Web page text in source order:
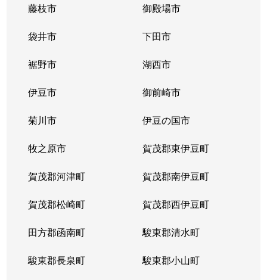
藤枝市 御殿場市
袋井市 下田市
裾野市 湖西市
伊豆市 御前崎市
菊川市 伊豆の国市
牧之原市 賀茂郡東伊豆町
賀茂郡河津町 賀茂郡南伊豆町
賀茂郡松崎町 賀茂郡西伊豆町
田方郡函南町 駿東郡清水町
駿東郡長泉町 駿東郡小山町